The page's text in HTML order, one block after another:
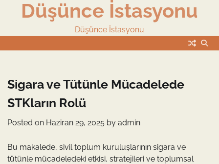
Düşünce İstasyonu
Düşünce İstasyonu
Sigara ve Tütünle Mücadelede
STKların Rolü
Posted on Haziran 29, 2025 by admin
Bu makalede, sivil toplum kuruluşlarının sigara ve
tütünle mücadeledeki etkisi, stratejileri ve toplumsal